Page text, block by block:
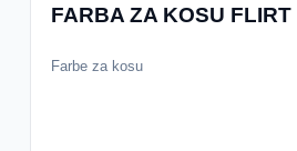
FARBA ZA KOSU FLIRT
Farbe za kosu